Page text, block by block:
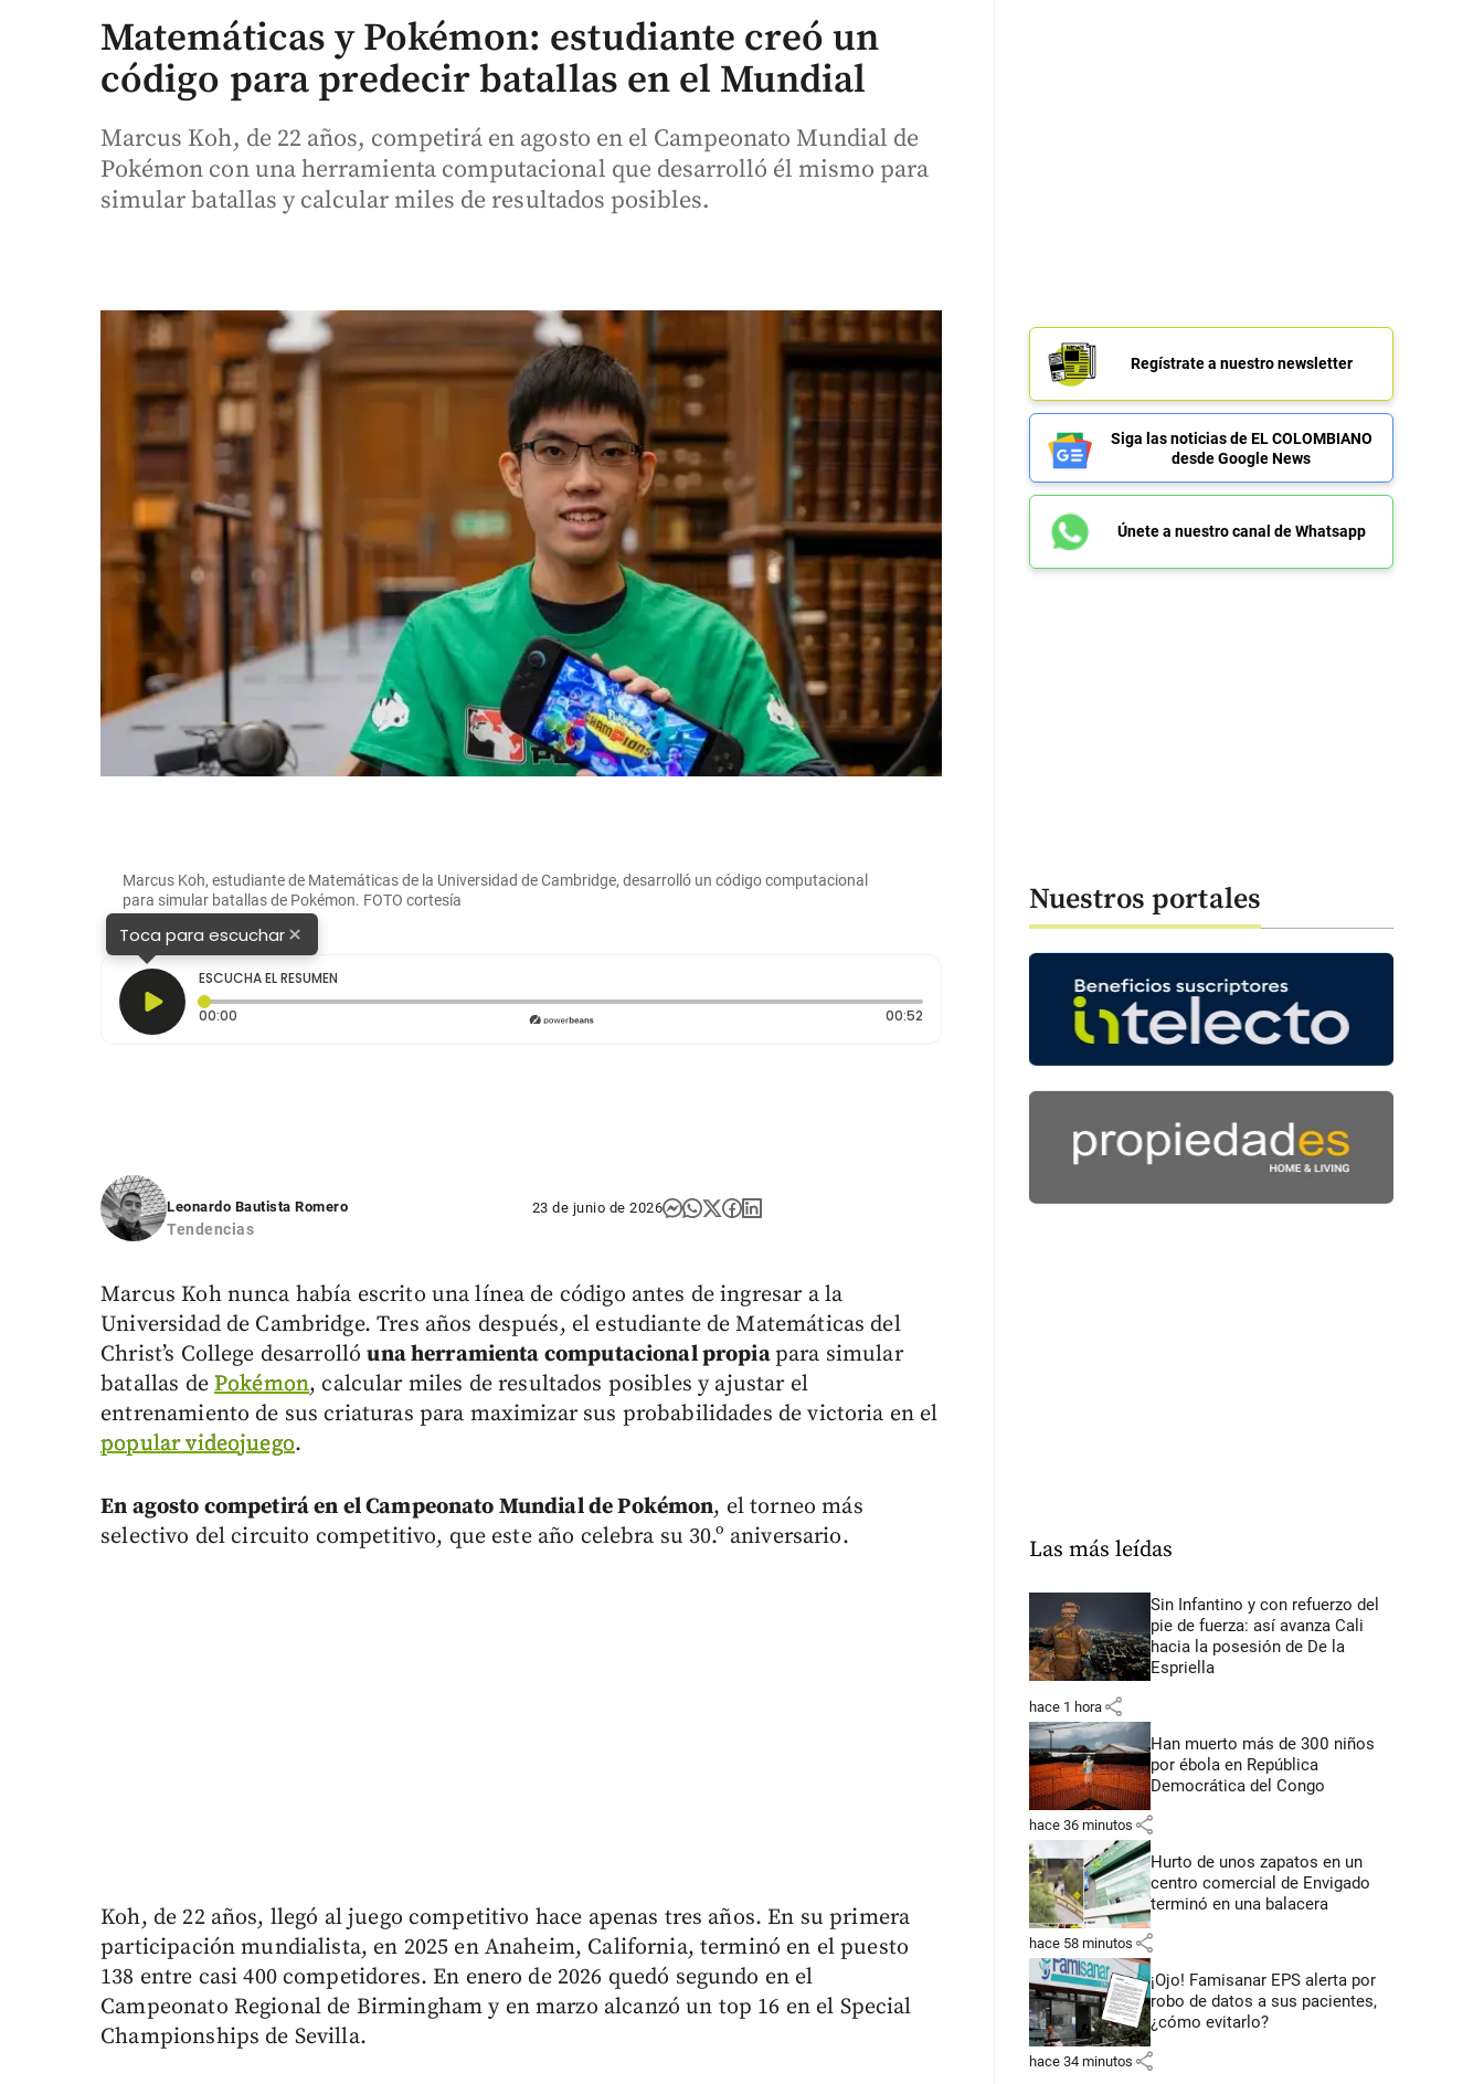
Matemáticas y Pokémon: estudiante creó un
código para predecir batallas en el Mundial
Marcus Koh, de 22 años, competirá en agosto en el Campeonato Mundial de
Pokémon con una herramienta computacional que desarrolló él mismo para
simular batallas y calcular miles de resultados posibles.
Marcus Koh, estudiante de Matemáticas de la Universidad de Cambridge, desarrolló un código computacional
para simular batallas de Pokémon. FOTO cortesía
Toca para escuchar×
ESCUCHA EL RESUMEN
00:00
00:52Duración: 52 segundos
Leonardo Bautista Romero
Tendencias
23 de junio de 2026
Marcus Koh nunca había escrito una línea de código antes de ingresar a la
Universidad de Cambridge. Tres años después, el estudiante de Matemáticas del
Christ’s College desarrollóuna herramienta computacional propiapara simular
batallas de Pokémon, calcular miles de resultados posibles y ajustar el
entrenamiento de sus criaturas para maximizar sus probabilidades de victoria en el
popular videojuego.
En agosto competirá en el Campeonato Mundial de Pokémon, el torneo más
selectivo del circuito competitivo, que este año celebra su 30.º aniversario.
Koh, de 22 años, llegó al juego competitivo hace apenas tres años. En su primera
participación mundialista, en 2025 en Anaheim, California, terminó en el puesto
138 entre casi 400 competidores. En enero de 2026 quedó segundo en el
Campeonato Regional de Birmingham y en marzo alcanzó un top 16 en el Special
Championships de Sevilla.
Regístrate a nuestro newsletter
Siga las noticias de EL COLOMBIANO
desde Google News
Únete a nuestro canal de Whatsapp
Nuestros portales
Las más leídas
Sin Infantino y con refuerzo del
pie de fuerza: así avanza Cali
hacia la posesión de De la
Espriella
hace 1 hora share
Han muerto más de 300 niños
por ébola en República
Democrática del Congo
hace 36 minutos share
Hurto de unos zapatos en un
centro comercial de Envigado
terminó en una balacera
hace 58 minutos share
¡Ojo! Famisanar EPS alerta por
robo de datos a sus pacientes,
¿cómo evitarlo?
hace 34 minutos share